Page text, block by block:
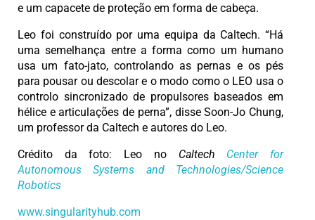
e um capacete de proteção em forma de cabeça.
Leo foi construído por uma equipa da Caltech. “Há
uma semelhança entre a forma como um humano
usa um fato-jato, controlando as pernas e os pés
para pousar ou descolar e o modo como o LEO usa o
controlo sincronizado de propulsores baseados em
hélice e articulações de perna”, disse Soon-Jo Chung,
um professor da Caltech e autores do Leo.
Crédito da foto: Leo no Caltech Center for
Autonomous Systems and Technologies/Science
Robotics
www.singularityhub.com